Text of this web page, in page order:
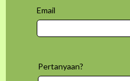
Email
Pertanyaan?